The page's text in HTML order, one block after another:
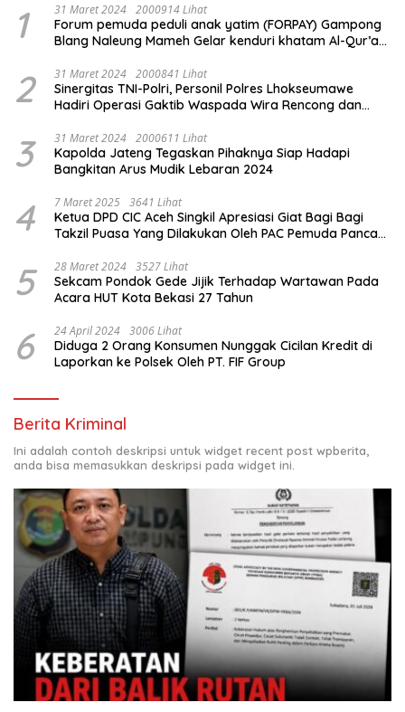
1 31 Maret 2024 2000914 Lihat
Forum pemuda peduli anak yatim (FORPAY) Gampong
Blang Naleung Mameh Gelar kenduri khatam Al-Qur’an
2 31 Maret 2024 2000841 Lihat
Sinergitas TNI-Polri, Personil Polres Lhokseumawe
Hadiri Operasi Gaktib Waspada Wira Rencong dan
3 31 Maret 2024 2000611 Lihat
Kapolda Jateng Tegaskan Pihaknya Siap Hadapi
Bangkitan Arus Mudik Lebaran 2024
4 7 Maret 2025 3641 Lihat
Ketua DPD CIC Aceh Singkil Apresiasi Giat Bagi Bagi
Takzil Puasa Yang Dilakukan Oleh PAC Pemuda Panca
Meriah Kabupaten Aceh Singkil
5 28 Maret 2024 3527 Lihat
Sekcam Pondok Gede Jijik Terhadap Wartawan Pada
Acara HUT Kota Bekasi 27 Tahun
6 24 April 2024 3006 Lihat
Diduga 2 Orang Konsumen Nunggak Cicilan Kredit di
Laporkan ke Polsek Oleh PT. FIF Group
Berita Kriminal
Ini adalah contoh deskripsi untuk widget recent post wpberita,
anda bisa memasukkan deskripsi pada widget ini.